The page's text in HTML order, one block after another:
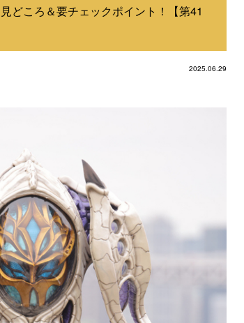
どころ＆要チェックポイント！【第41
2025.06.29